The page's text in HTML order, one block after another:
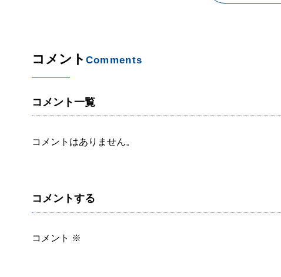
コメント Comments
コメント一覧
コメントはありません。
コメントする
コメント ※